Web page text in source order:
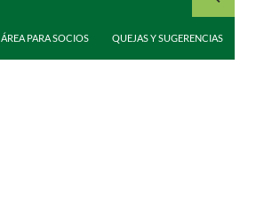
ÁREA PARA SOCIOS QUEJAS Y SUGERENCIAS